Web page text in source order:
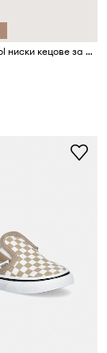
Vans Old Skool ниски кецове за деца